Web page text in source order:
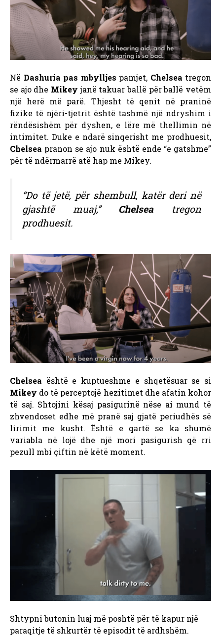
Në Dashuria pas mbylljes pamjet, Chelsea tregon
se ajo dhe Mikey janë takuar ballë për ballë vetëm
një herë më parë. Thjesht të qenit në praninë
fizike të njëri-tjetrit është tashmë një ndryshim i
rëndësishëm për dyshen, e lëre më thellimin në
intimitet. Duke e ndarë sinqerisht me prodhuesit,
Chelsea pranon se ajo nuk është ende “e gatshme”
për të ndërmarrë atë hap me Mikey.
“Do të jetë, për shembull, katër deri në
gjashtë muaj,” Chelseatregon
prodhuesit.
Chelsea është e kuptueshme e shqetësuar se si
Mikey do të perceptojë hezitimet dhe afatin kohor
të saj. Shtojini kësaj pasigurinë nëse ai mund të
zhvendoset edhe më pranë saj gjatë periudhës së
lirimit me kusht. Është e qartë se ka shumë
variabla në lojë dhe një mori pasigurish që rri
pezull mbi çiftin në këtë moment.
Shtypni butonin luaj më poshtë për të kapur një
paraqitje të shkurtër të episodit të ardhshëm.